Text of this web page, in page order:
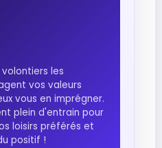
les
vos valeurs
vous en imprégner.
plein d'entrain pour
loisirs préférés et
positif !